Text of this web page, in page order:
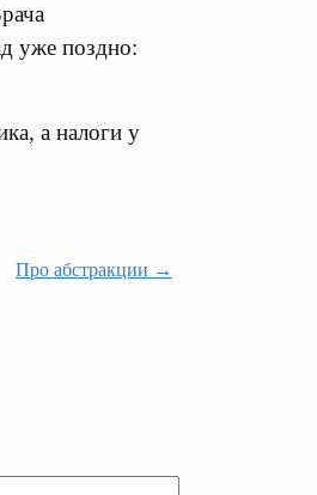
уже поздно:
а налоги у
Про абстракции →